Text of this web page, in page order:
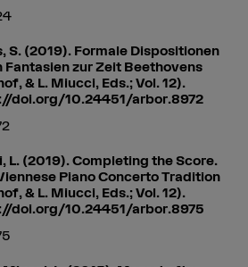
S. (2019). Formale Dispositionen
Fantasien zur Zeit Beethovens
& L. Miucci, Eds.; Vol. 12).
doi.org/10.24451/arbor.8972
L. (2019). Completing the Score.
Piano Concerto Tradition
& L. Miucci, Eds.; Vol. 12).
doi.org/10.24451/arbor.8975